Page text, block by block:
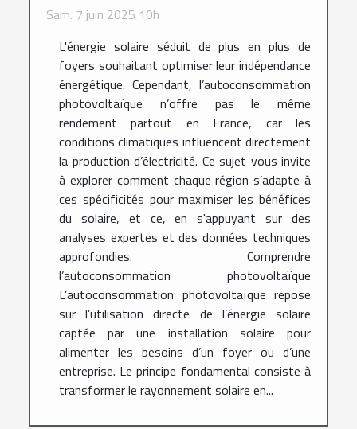
Sam. 7 juin 2025 10h
L'énergie solaire séduit de plus en plus de
foyers souhaitant optimiser leur indépendance
énergétique. Cependant, l’autoconsommation
photovoltaïque n’offre pas le même
rendement partout en France, car les
conditions climatiques influencent directement
la production d’électricité. Ce sujet vous invite
à explorer comment chaque région s’adapte à
ces spécificités pour maximiser les bénéfices
du solaire, et ce, en s'appuyant sur des
analyses expertes et des données techniques
approfondies. Comprendre
l’autoconsommation photovoltaïque
L’autoconsommation photovoltaïque repose
sur l’utilisation directe de l’énergie solaire
captée par une installation solaire pour
alimenter les besoins d’un foyer ou d’une
entreprise. Le principe fondamental consiste à
transformer le rayonnement solaire en...